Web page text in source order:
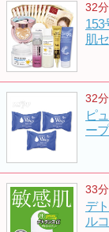
32
153
肌
32
ピ
ー
33
デ
ル